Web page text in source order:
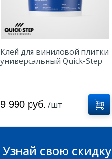
Клей для виниловой плитки
универсальный Quick-Step
9 990 руб. /шт
Узнай свою